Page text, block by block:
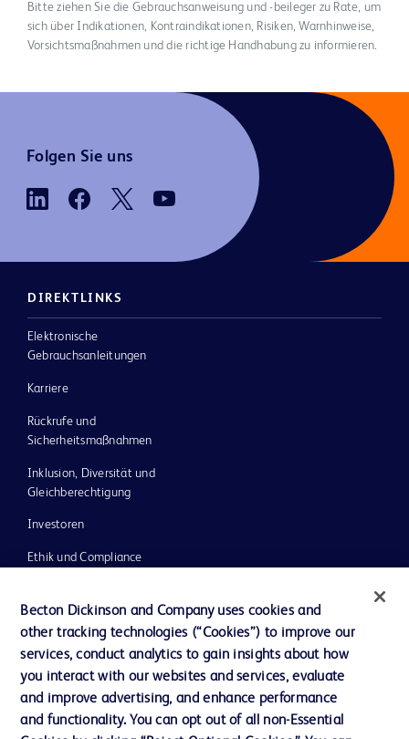
Bitte ziehen Sie die Gebrauchsanweisung und -beileger zu Rate, um
sich über Indikationen, Kontraindikationen, Risiken, Warnhinweise,
Vorsichtsmaßnahmen und die richtige Handhabung zu informieren.
Folgen Sie uns
DIREKTLINKS
Elektronische
Gebrauchsanleitungen
Karriere
Rückrufe und
Sicherheitsmaßnahmen
Inklusion, Diversität und
Gleichberechtigung
Investoren
Ethik und Compliance
Neuigkeiten, Medien und Blogs
Support
Unser Unternehmen
Becton Dickinson and Company uses cookies and
other tracking technologies (“Cookies”) to improve our
services, conduct analytics to gain insights about how
you interact with our websites and services, evaluate
and improve advertising, and enhance performance
and functionality. You can opt out of all non-Essential